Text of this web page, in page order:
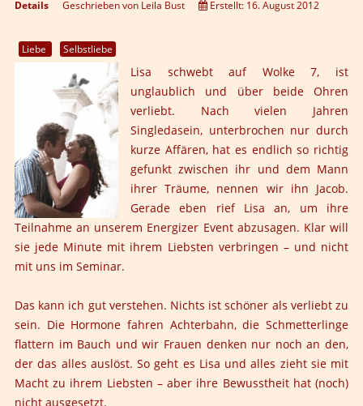
Details Geschrieben von Leila Bust Erstellt: 16. August 2012
Liebe Selbstliebe
Lisa schwebt auf Wolke 7, ist
unglaublich und über beide Ohren
verliebt. Nach vielen Jahren
Singledasein, unterbrochen nur durch
kurze Affären, hat es endlich so richtig
gefunkt zwischen ihr und dem Mann
ihrer Träume, nennen wir ihn Jacob.
Gerade eben rief Lisa an, um ihre
Teilnahme an unserem Energizer Event abzusagen. Klar will
sie jede Minute mit ihrem Liebsten verbringen – und nicht
mit uns im Seminar.
Das kann ich gut verstehen. Nichts ist schöner als verliebt zu
sein. Die Hormone fahren Achterbahn, die Schmetterlinge
flattern im Bauch und wir Frauen denken nur noch an den,
der das alles auslöst. So geht es Lisa und alles zieht sie mit
Macht zu ihrem Liebsten – aber ihre Bewusstheit hat (noch)
nicht ausgesetzt.